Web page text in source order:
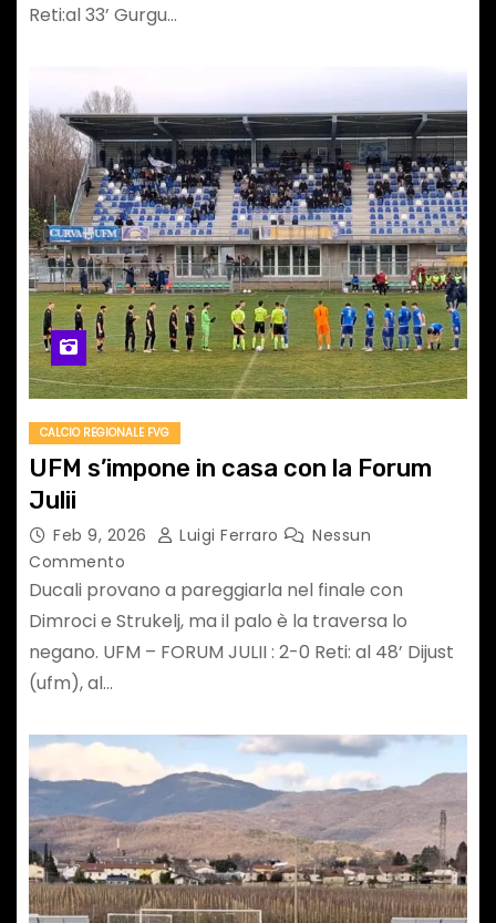
Reti:al 33’ Gurgu…
CALCIO REGIONALE FVG
UFM s’impone in casa con la Forum
Julii
Feb 9, 2026 Luigi Ferraro
Nessun
Commento
Ducali provano a pareggiarla nel finale con
Dimroci e Strukelj, ma il palo è la traversa lo
negano. UFM – FORUM JULII : 2-0 Reti: al 48’ Dijust
(ufm), al…